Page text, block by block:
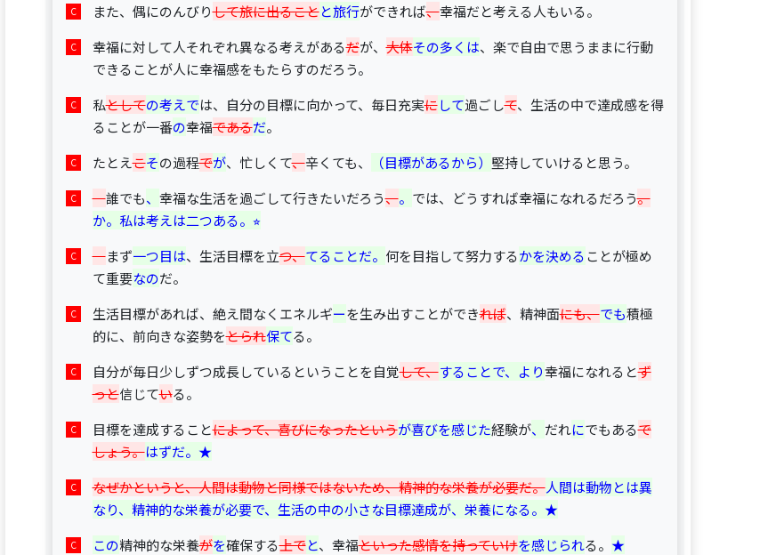
また、偶にのんびりして旅に出ることと旅行ができれば、幸福だと考える人もいる。
幸福に対して人それぞれ異なる考えがあるだが、大体その多くは、楽で自由で思うままに行動
できることが人に幸福感をもたらすのだろう。
私としての考えでは、自分の目標に向かって、毎日充実にして過ごして、生活の中で達成感を得
ることが一番の幸福であるだ。
たとえこその過程でが、忙しくて、辛くても、 （目標があるから） 堅持していけると思う。
誰でも、 幸福な生活を過ごして行きたいだろう、。 では、どうすれば幸福になれるだろう。
か。私は考えは二つある。⭐︎
まず一つ目は、生活目標を立つ、てることだ。 何を目指して努力するかを決めることが極め
て重要なのだ。
生活目標があれば、絶え間なくエネルギーを生み出すことができれば、精神面にも、でも積極
的に、前向きな姿勢をとられ保てる。
自分が毎日少しずつ成長しているということを自覚して、することで、より幸福になれるとず
っと信じている。
目標を達成することによって、喜びになったというが喜びを感じた経験が、 だれにでもあるで
しょう。はずだ。★
なぜかというと、人間は動物と同様ではないため、精神的な栄養が必要だ。人間は動物とは異
なり、精神的な栄養が必要で、生活の中の小さな目標達成が、栄養になる。★
この精神的な栄養がを確保する上でと、幸福といった感情を持っていけを感じられる。 ★